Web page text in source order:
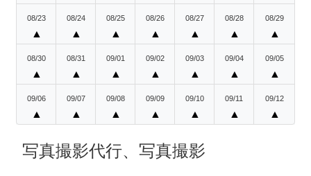
08/23
▲
08/24
▲
08/25
▲
08/26
▲
08/27
▲
08/28
▲
08/29
▲
08/30
▲
08/31
▲
09/01
▲
09/02
▲
09/03
▲
09/04
▲
09/05
▲
09/06
▲
09/07
▲
09/08
▲
09/09
▲
09/10
▲
09/11
▲
09/12
▲
写真撮影代行、写真撮影